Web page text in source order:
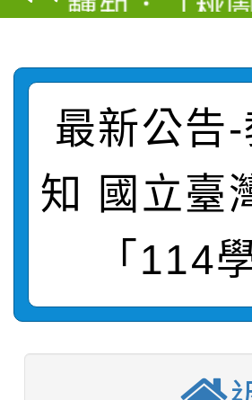
動辦法」
轉知臺中市
城市手牽手
畫影片一案
轉知：「
劇比賽實施
轉知：桃園
敬師藝文競
【甄選結果
學年度第1
結果(第11招
學年度第1
【甄選結果(
最新公告
知 國立臺
「114